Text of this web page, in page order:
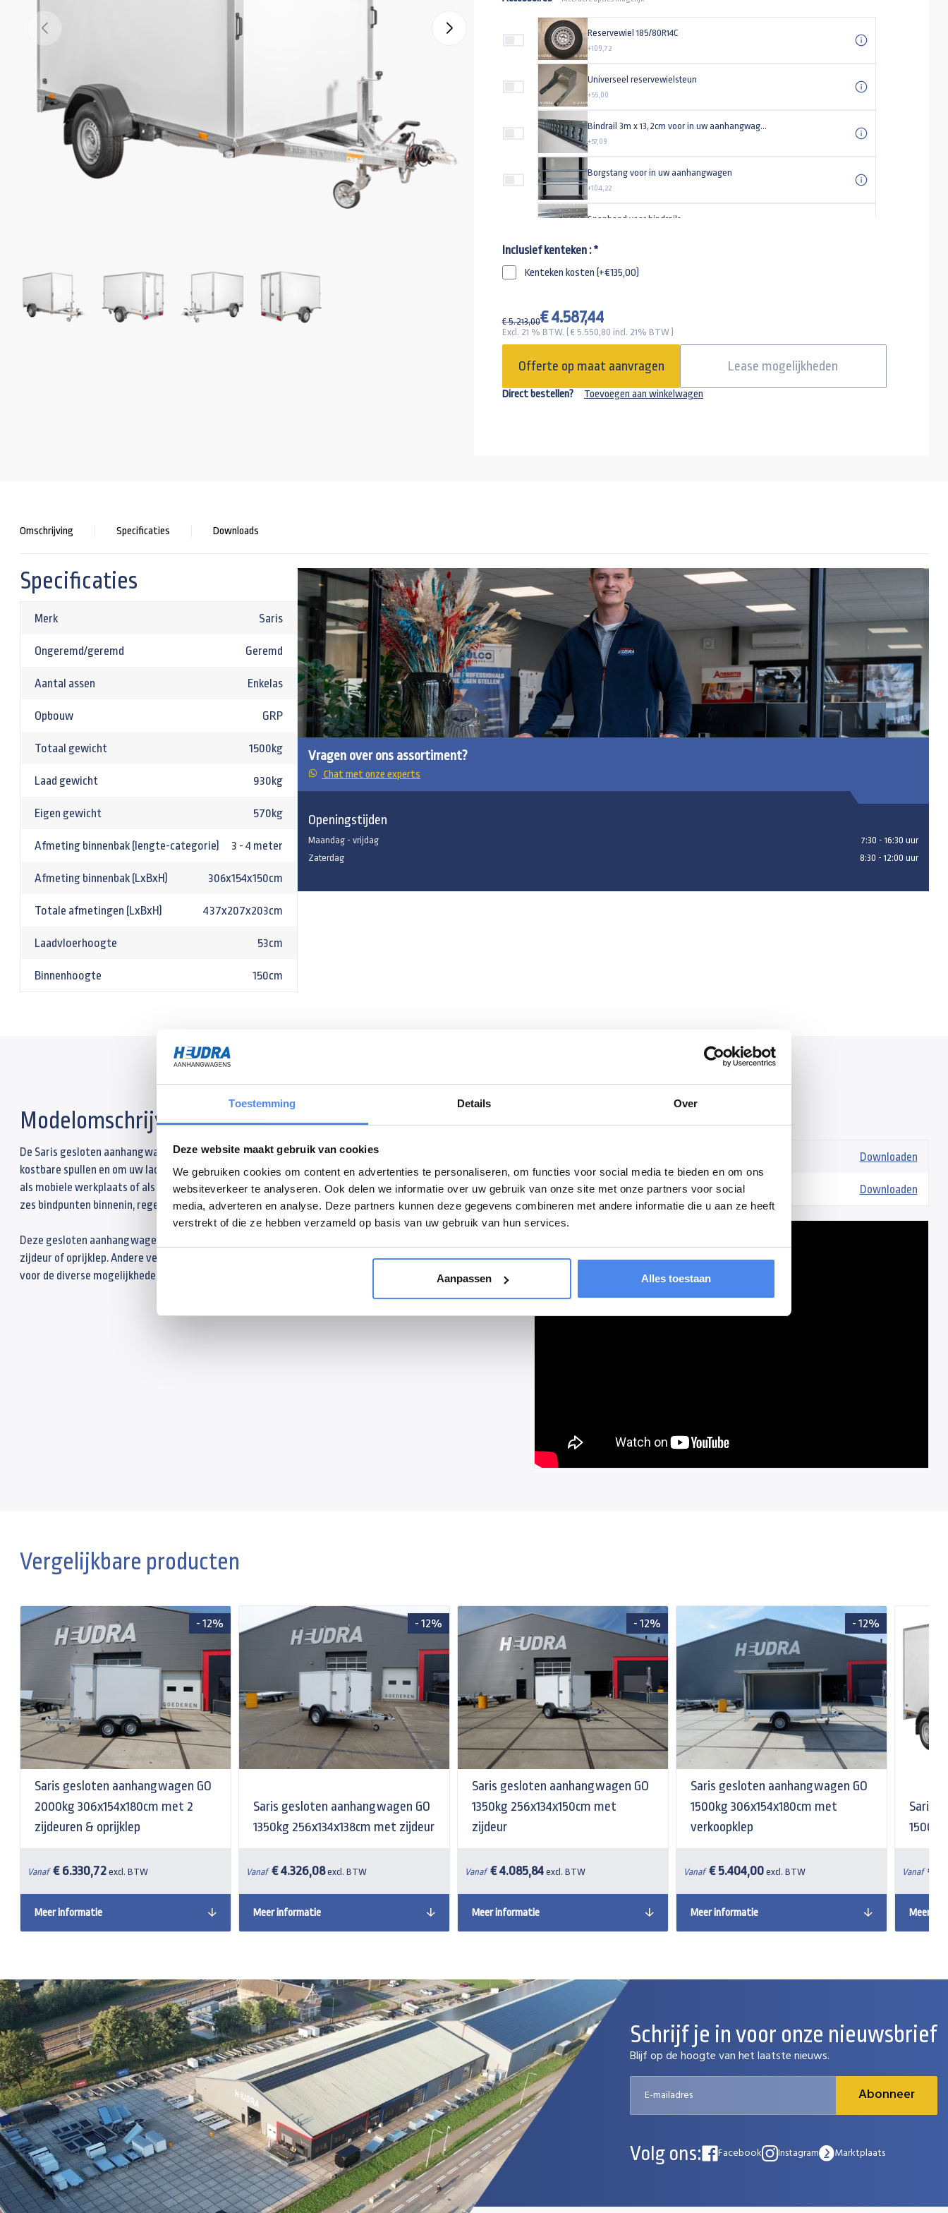
Toestemming Details Over
Deze website maakt gebruik van cookies
We gebruiken cookies om content en advertenties te personaliseren, om functies voor social media te bieden en om ons
websiteverkeer te analyseren. Ook delen we informatie over uw gebruik van onze site met onze partners voor social
media, adverteren en analyse. Deze partners kunnen deze gegevens combineren met andere informatie die u aan ze heeft
verstrekt of die ze hebben verzameld op basis van uw gebruik van hun services.
Aanpassen Alles toestaan
Reservewiel 185/80R14C
+109,72
Universeel reservewielsteun
+55,00
Bindrail 3m x 13,2cm voor in uw aanhangwagen
+57,09
Borgstang voor in uw aanhangwagen
+104,22
Spanband voor bindrails
Universeel anti-diefstal kapslot type TAS
+29,95
Gaffelslot (disselslot)
Inclusief kenteken :*
Kenteken kosten (+€135,00)
€ 5.213,00€ 4.587,44
Excl. 21 % BTW. ( € 5.550,80 incl. 21% BTW )
Offerte op maat aanvragen Lease mogelijkheden
Direct bestellen? Toevoegen aan winkelwagen
Omschrijving Specificaties Downloads
Specificaties
Merk Saris
Ongeremd/geremd Geremd
Aantal assen Enkelas
Opbouw GRP
Totaal gewicht 1500kg
Laad gewicht 930kg
Eigen gewicht 570kg
Afmeting binnenbak (lengte-categorie) 3 - 4 meter
Afmeting binnenbak (LxBxH) 306x154x150cm
Totale afmetingen (LxBxH) 437x207x203cm
Laadvloerhoogte 53cm
Binnenhoogte 150cm
Vragen over ons assortiment?
Chat met onze experts
Openingstijden
Maandag - vrijdag
7:30 - 16:30 uur
Zaterdag
8:30 - 12:00 uur
Modelomschrijving
De Saris gesloten aanhangwagen is een veelzijdige aanhangwagen. Ideaal voor het vervoer van fragiele en
kostbare spullen en om uw lading te beschermen tegen diefstal en weersomstandigheden. Maar ook inzetbaar
als mobiele werkplaats of als verkoopkraam. Standaard voorzien van een v-dissel, vloerplaat met antislip,
zes bindpunten binnenin, regengoot, deurvastzetter en twee achterdeuren met robuuste sluiting.
Deze gesloten aanhangwagen is ook verkrijgbaar in een hoogte van 150cm. Daarnaast ook te voorzien van een
zijdeur of oprijklep. Andere veelgekozen opties zijn steunpoten, bindrails en een reservewiel. Neem contact op
voor de diverse mogelijkheden.
Downloads
Downloaden
Saris-garantiebrochure.pdf Downloaden
Vergelijkbare producten
- 12%
Saris gesloten aanhangwagen GO
2000kg 306x154x180cm met 2
zijdeuren & oprijklep
Vanaf € 6.330,72 excl. BTW
Meer informatie
- 12%
Saris gesloten aanhangwagen GO
1350kg 256x134x138cm met zijdeur
Vanaf € 4.326,08 excl. BTW
Meer informatie
- 12%
Saris gesloten aanhangwagen GO
1350kg 256x134x150cm met
zijdeur
Vanaf € 4.085,84 excl. BTW
Meer informatie
- 12%
Saris gesloten aanhangwagen GO
1500kg 306x154x180cm met
verkoopklep
Vanaf € 5.404,00 excl. BTW
Meer informatie
Saris
Vanaf €
Meer
Schrijf je in voor onze nieuwsbrief
Blijf op de hoogte van het laatste nieuws.
Abonneer
Volg ons: Facebook Instagram Marktplaats